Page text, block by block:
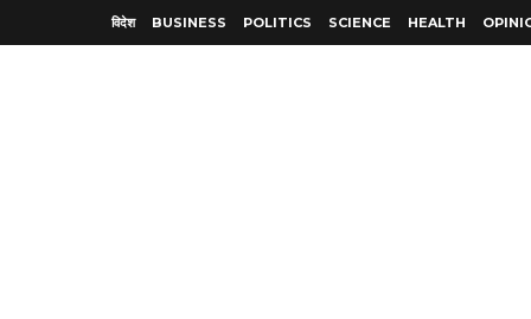
विदेश BUSINESS POLITICS SCIENCE HEALTH